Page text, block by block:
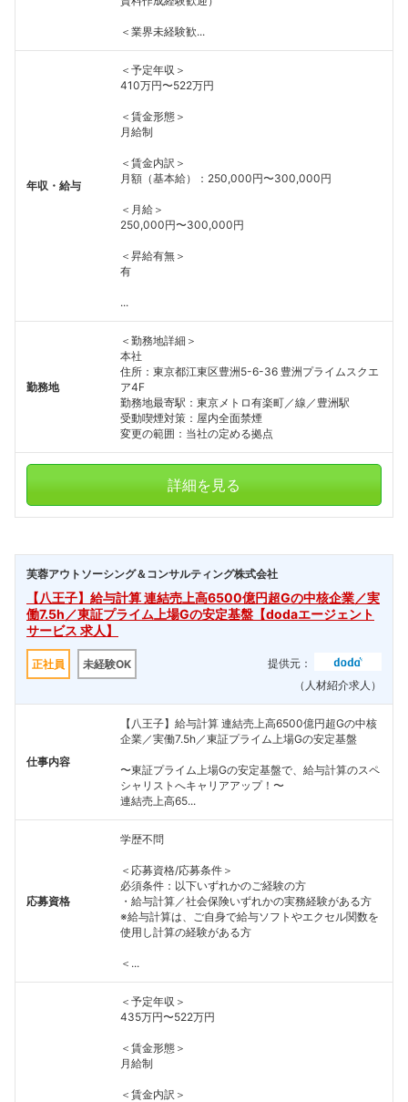
＜業界未経験歓...
年収・給与
＜予定年収＞
410万円〜522万円
＜賃金形態＞
月給制
＜賃金内訳＞
月額（基本給）：250,000円〜300,000円
＜月給＞
250,000円〜300,000円
＜昇給有無＞
有
...
勤務地
＜勤務地詳細＞
本社
住所：東京都江東区豊洲5-6-36 豊洲プライムスクエ
ア4F
勤務地最寄駅：東京メトロ有楽町／線／豊洲駅
受動喫煙対策：屋内全面禁煙
変更の範囲：当社の定める拠点
詳細を見る
芙蓉アウトソーシング＆コンサルティング株式会社
【八王子】給与計算 連結売上高6500億円超Gの中核企業／実
働7.5h／東証プライム上場Gの安定基盤【dodaエージェント
サービス 求人】
正社員 未経験OK
提供元：
（人材紹介求人）
仕事内容
【八王子】給与計算 連結売上高6500億円超Gの中核
企業／実働7.5h／東証プライム上場Gの安定基盤
〜東証プライム上場Gの安定基盤で、給与計算のスペ
シャリストへキャリアアップ！〜
連結売上高65...
応募資格
学歴不問
＜応募資格/応募条件＞
必須条件：以下いずれかのご経験の方
・給与計算／社会保険いずれかの実務経験がある方
※給与計算は、ご自身で給与ソフトやエクセル関数を
使用し計算の経験がある方
＜...
＜予定年収＞
435万円〜522万円
＜賃金形態＞
月給制
＜賃金内訳＞